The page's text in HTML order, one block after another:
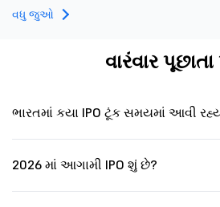
વધુ જુઓ
વારંવાર પૂછાતા
ભારતમાં કયા IPO ટૂંક સમયમાં આવી
2026 માં આગામી IPO શું છે?